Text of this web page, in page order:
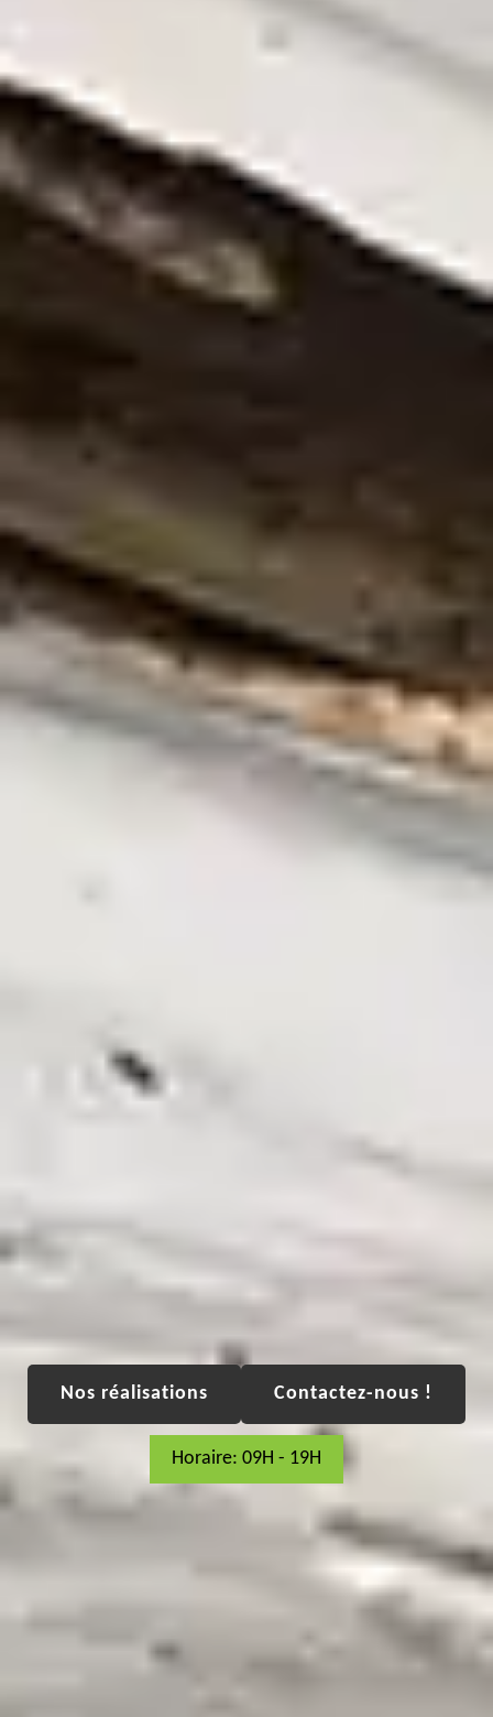
Nos réalisations Contactez-nous !
Horaire: 09H - 19H